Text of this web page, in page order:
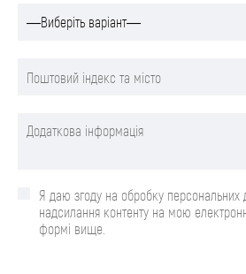
Я даю згоду на обробку персональних
надсилання контенту на мою
формі вище.